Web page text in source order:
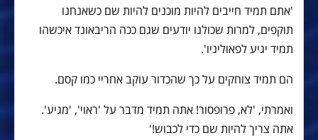
'אתם תמיד חייבים להיות מוכנים להיות שם כשאנחנו
תוקפים, למרות שכולנו יודעים שגם ככה הריבאונד איכשהו
תמיד יגיע לפאוליניו'.
הם תמיד צוחקים על כך שהכדור עוקב אחריי כמו קסם.
ואמרתי, 'לא, פרופסור! אתה תמיד מדבר על 'ראוי', 'מגיע'.
אתה צריך להיות שם כדי לכבוש!'